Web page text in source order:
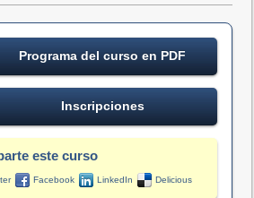
Programa del curso en PDF
Inscripciones
este curso
Facebook LinkedIn Delicious